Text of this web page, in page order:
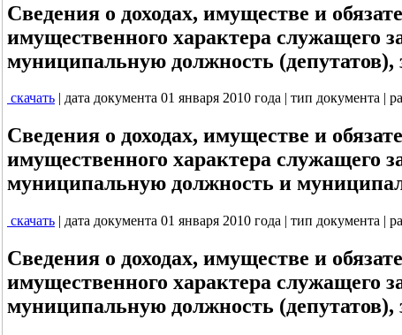
Сведения о доходах, имуществе и
имущественного характера служащего
муниципальную должность
скачать | дата документа 01 января 2010 года | тип документа |
Сведения о доходах, имуществе и
имущественного характера служащего
муниципальную должность и
скачать | дата документа 01 января 2010 года | тип документа |
Сведения о доходах, имуществе и
имущественного характера служащего
муниципальную должность